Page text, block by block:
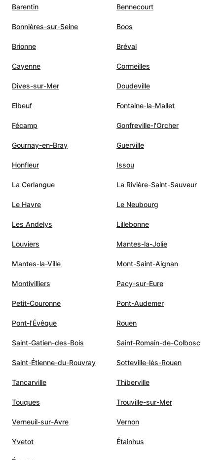
des
Barentin Bennecourt
Bonnières-sur-Seine Boos
Brionne Bréval
Cayenne Cormeilles
Dives-sur-Mer Doudeville
Elbeuf Fontaine-la-Mallet
Fécamp Gonfreville-l'Orcher
Gournay-en-Bray Guerville
Honfleur Issou
La Cerlangue La Rivière-Saint-Sauveur
Le Havre Le Neubourg
Les Andelys Lillebonne
Louviers Mantes-la-Jolie
Mantes-la-Ville Mont-Saint-Aignan
Montivilliers Pacy-sur-Eure
Petit-Couronne Pont-Audemer
Pont-l'Évêque Rouen
Saint-Gatien-des-Bois Saint-Romain-de-Colbosc
Saint-Étienne-du-Rouvray Sotteville-lès-Rouen
Tancarville Thiberville
Touques Trouville-sur-Mer
Verneuil-sur-Avre Vernon
Yvetot Étainhus